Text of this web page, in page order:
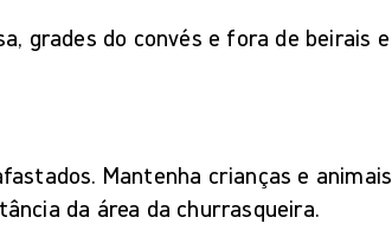
grades do convés e fora de beirais e
Mantenha crianças e animais
da área da churrasqueira.